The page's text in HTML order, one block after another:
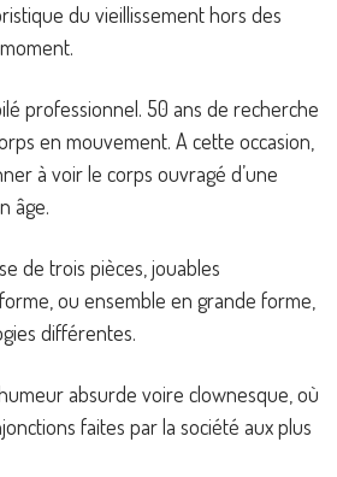
du vieillissement hors des
professionnel. 50 ans de recherche
en mouvement. A cette occasion,
à voir le corps ouvragé d’une
âge.
de trois pièces, jouables
ou ensemble en grande forme,
différentes.
absurde voire clownesque, où
faites par la société aux plus